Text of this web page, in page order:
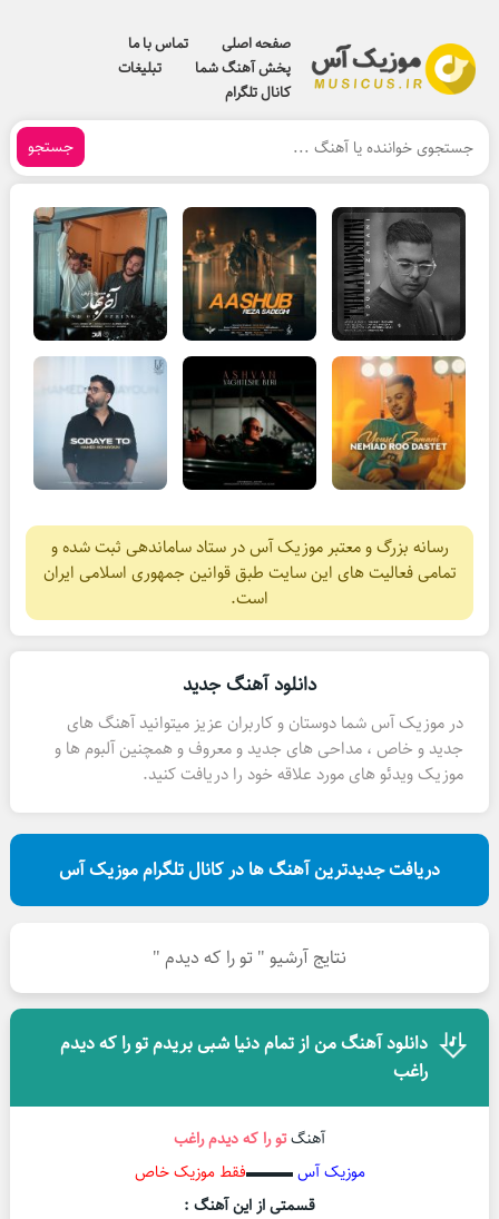
صفحه اصلی
تماس با ما
پخش آهنگ شما
تبلیغات
کانال تلگرام
جستجو
رسانه بزرگ و معتبر موزیک آس در ستاد ساماندهی ثبت شده و
تمامی فعالیت های این سایت طبق قوانین جمهوری اسلامی ایران
است.
دانلود آهنگ جدید
در موزیک آس شما دوستان و کاربران عزیز میتوانید آهنگ های
جدید و خاص ، مداحی های جدید و معروف و همچنین آلبوم ها و
موزیک ویدئو های مورد علاقه خود را دریافت کنید.
دریافت جدیدترین آهنگ ها در کانال تلگرام موزیک آس
نتایج آرشیو " تو را که دیدم "
دانلود آهنگ من از تمام دنیا شبی بریدم تو را که دیدم
راغب
آهنگتو را که دیدمراغب
موزیک آس▬▬▬فقط موزیک خاص
قسمتی از این آهنگ :